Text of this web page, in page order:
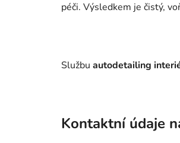
péči. Výsledkem je čistý,
Službu autodetailing
Kontaktní údaje